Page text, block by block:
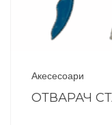
Акесесоари
ОТВАРАЧ